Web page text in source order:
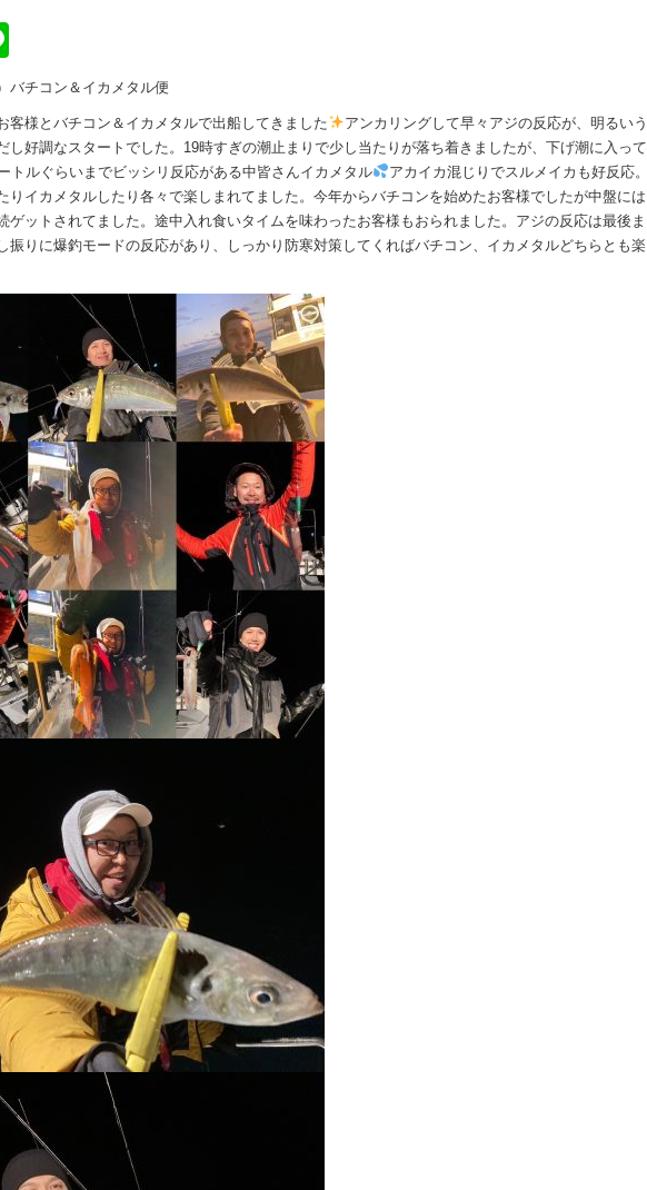
バチコン＆イカメタル便
客様とバチコン＆イカメタルで出船してきました
アンカリングして早々アジの反応が、明るいう
し好調なスタートでした。19時すぎの潮止まりで少し当たりが落ち着きましたが、下げ潮に入って
トルぐらいまでビッシリ反応がある中皆さんイカメタル
アカイカ混じりでスルメイカも好反応。
りイカメタルしたり各々で楽しまれてました。今年からバチコンを始めたお客様でしたが中盤には
ゲットされてました。途中入れ食いタイムを味わったお客様もおられました。アジの反応は最後ま
振りに爆釣モードの反応があり、しっかり防寒対策してくればバチコン、イカメタルどちらとも楽